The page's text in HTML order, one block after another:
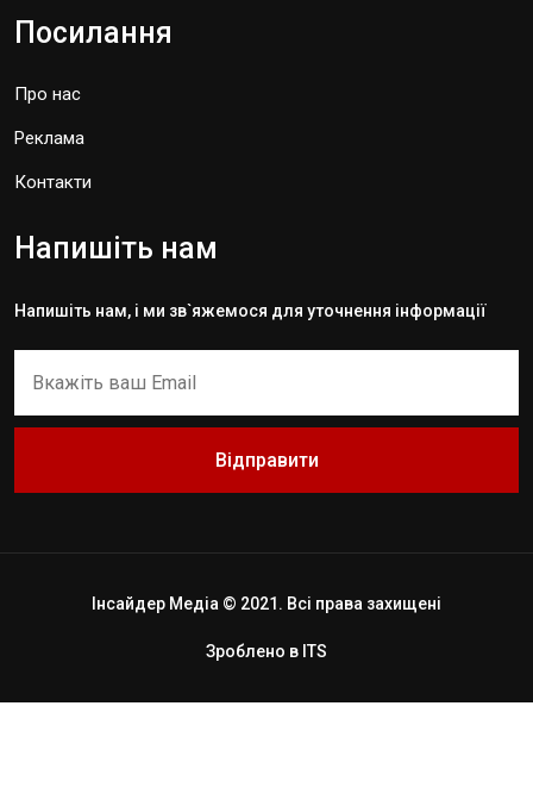
Посилання
Про нас
Реклама
Контакти
Напишіть нам
Напишіть нам, і ми зв`яжемося для уточнення інформації
Відправити
Інсайдер Медіа © 2021. Всі права захищені
Зроблено в ITS